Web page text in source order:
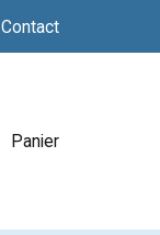
Contact
Panier